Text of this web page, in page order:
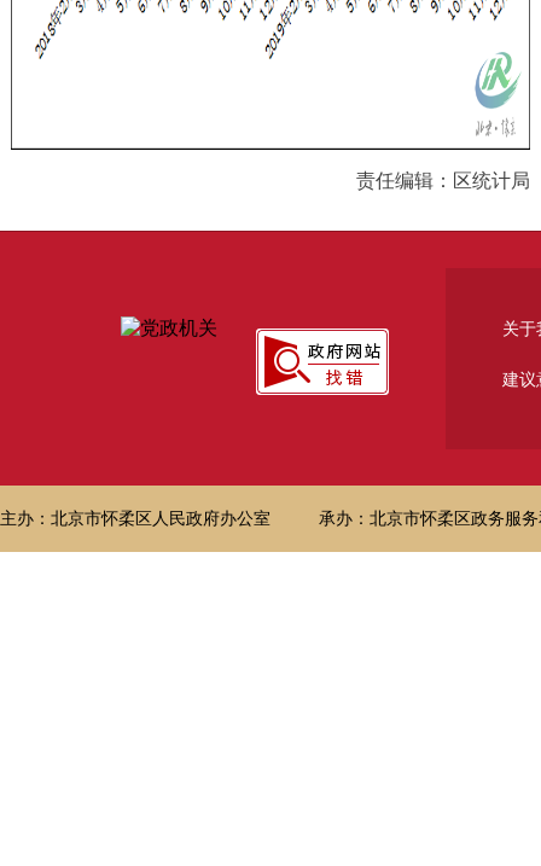
责任编辑：区统计局
关于
建议
主办：北京市怀柔区人民政府办公室 承办：北京市怀柔区政务服